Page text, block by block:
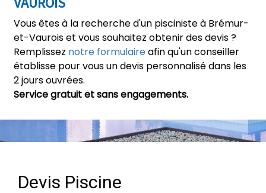
Vous êtes à la recherche d'un pisciniste à Brémur-
et-Vaurois et vous souhaitez obtenir des devis ?
Remplissez notre formulaireafin qu'un conseiller
établisse pour vous un devis personnalisé dans les
2 jours ouvrées.
Service gratuit et sans engagements.
Devis Piscine